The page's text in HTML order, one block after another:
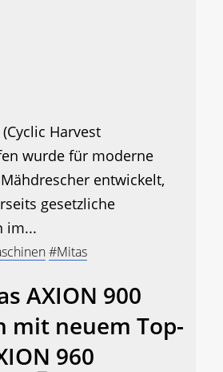
Harvest
wurde für moderne
entwickelt,
gesetzliche
im...
#Mitas
AXION 900
mit neuem Top-
960